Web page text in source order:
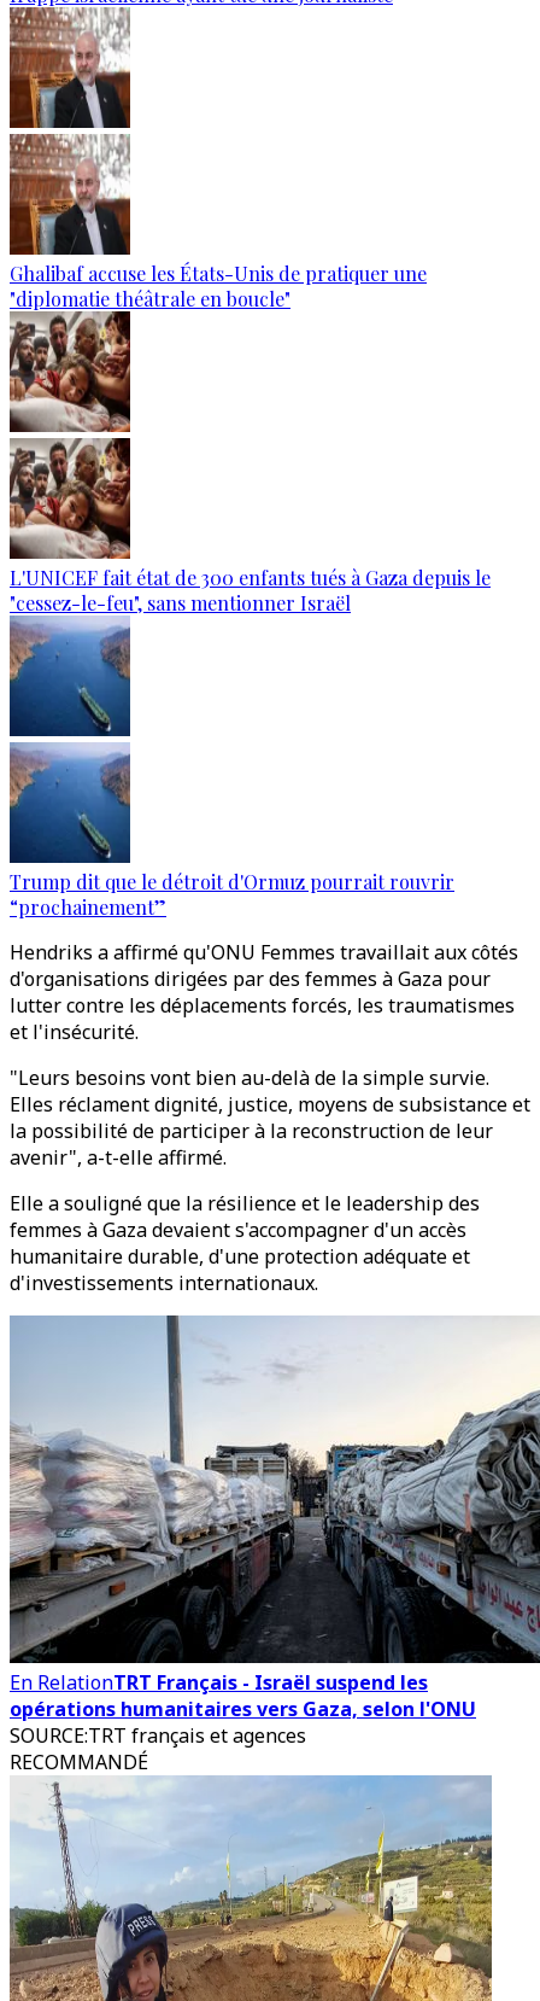
Ghalibaf accuse les États-Unis de pratiquer une
"diplomatie théâtrale en boucle"
L'UNICEF fait état de 300 enfants tués à Gaza depuis le
"cessez-le-feu", sans mentionner Israël
Trump dit que le détroit d'Ormuz pourrait rouvrir
“prochainement”
Hendriks a affirmé qu'ONU Femmes travaillait aux côtés
d'organisations dirigées par des femmes à Gaza pour
lutter contre les déplacements forcés, les traumatismes
et l'insécurité.
"Leurs besoins vont bien au-delà de la simple survie.
Elles réclament dignité, justice, moyens de subsistance et
la possibilité de participer à la reconstruction de leur
avenir", a-t-elle affirmé.
Elle a souligné que la résilience et le leadership des
femmes à Gaza devaient s'accompagner d'un accès
humanitaire durable, d'une protection adéquate et
d'investissements internationaux.
En RelationTRT Français - Israël suspend les
opérations humanitaires vers Gaza, selon l'ONU
SOURCE:TRT français et agences
RECOMMANDÉ